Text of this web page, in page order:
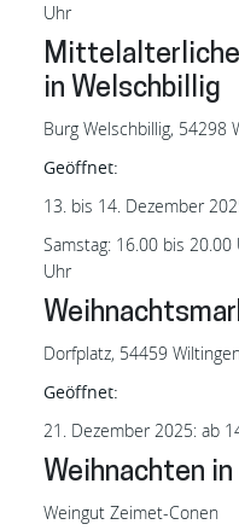
Uhr
in Welschbillig
Burg Welschbillig, 54298
Geöffnet:
13. bis 14. Dezember
Samstag: 16.00 bis
Uhr
Dorfplatz, 54459 Wiltingen
Geöffnet:
21. Dezember 2025: ab
Weihnachten in
Weingut Zeimet-Conen